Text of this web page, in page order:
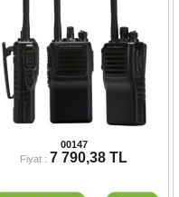
00147
Fiyat : 7 790,38 TL